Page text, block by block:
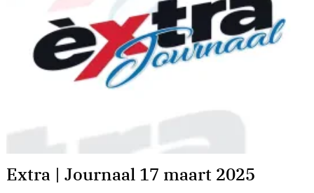
Extra | Journaal 17 maart 2025